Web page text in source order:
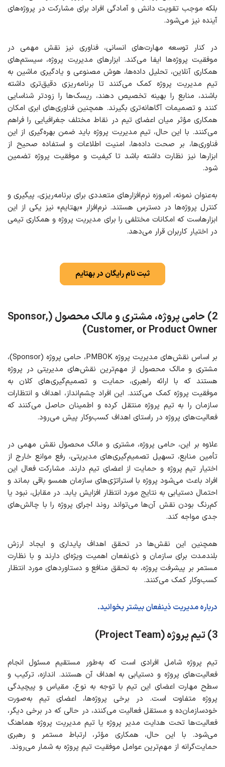
بلکه موجب تقویت دانش و آمادگی افراد برای مشارکت در پروژه‌های
آینده نیز می‌شود.
در کنار توسعه مهارت‌های انسانی، فناوری نیز نقش مهمی در
موفقیت پروژه‌ها ایفا می‌کند. ابزارهای مدیریت پروژه، سیستم‌های
همکاری آنلاین، تحلیل داده‌ها، هوش مصنوعی و یادگیری ماشین به
تیم مدیریت پروژه کمک می‌کنند تا برنامه‌ریزی دقیق‌تری داشته
باشند، منابع را بهینه تخصیص دهند، ریسک‌ها را زودتر شناسایی
کنند و تصمیمات آگاهانه‌تری بگیرند. همچنین فناوری‌های ابری امکان
همکاری مؤثر میان اعضای تیم در نقاط مختلف جغرافیایی را فراهم
می‌کنند. با این حال، تیم مدیریت پروژه باید ضمن بهره‌گیری از این
فناوری‌ها، بر صحت داده‌ها، امنیت اطلاعات و استفاده صحیح از
ابزارها نیز نظارت داشته باشد تا کیفیت و موفقیت پروژه تضمین
شود.
به‌عنوان نمونه، امروزه نرم‌افزارهای متعددی برای برنامه‌ریزی، پیگیری و
کنترل پروژه‌ها در دسترس هستند. نرم‌افزار «بهتایم» نیز یکی از این
ابزارهاست که امکانات مختلفی را برای مدیریت پروژه و همکاری تیمی
در اختیار کاربران قرار می‌دهد.
ثبت نام رایگان در بهتایم
2) حامی پروژه، مشتری و مالک محصول (Sponsor,
Customer, or Product Owner)
بر اساس نقش‌های مدیریت پروژه PMBOK، حامی پروژه (Sponsor)،
مشتری و مالک محصول از مهم‌ترین نقش‌های مدیریتی در پروژه
هستند که با ارائه راهبری، حمایت و تصمیم‌گیری‌های کلان به
موفقیت پروژه کمک می‌کنند. این افراد چشم‌انداز، اهداف و انتظارات
سازمان را به تیم پروژه منتقل کرده و اطمینان حاصل می‌کنند که
فعالیت‌های پروژه در راستای اهداف کسب‌وکار پیش می‌رود.
علاوه بر این، حامی پروژه، مشتری و مالک محصول نقش مهمی در
تأمین منابع، تسهیل تصمیم‌گیری‌های مدیریتی، رفع موانع خارج از
اختیار تیم پروژه و حمایت از اعضای تیم دارند. مشارکت فعال این
افراد باعث می‌شود پروژه با استراتژی‌های سازمان همسو باقی بماند و
احتمال دستیابی به نتایج مورد انتظار افزایش یابد. در مقابل، نبود یا
کم‌رنگ بودن نقش آن‌ها می‌تواند روند اجرای پروژه را با چالش‌های
جدی مواجه کند.
همچنین این نقش‌ها در تحقق اهداف پایداری و ایجاد ارزش
بلندمدت برای سازمان و ذی‌نفعان اهمیت ویژه‌ای دارند و با نظارت
مستمر بر پیشرفت پروژه، به تحقق منافع و دستاوردهای مورد انتظار
کسب‌وکار کمک می‌کنند.
درباره مدیریت ذینفعان بیشتر بخوانید.
3) تیم پروژه (Project Team)
تیم پروژه شامل افرادی است که به‌طور مستقیم مسئول انجام
فعالیت‌های پروژه و دستیابی به اهداف آن هستند. اندازه، ترکیب و
سطح مهارت اعضای این تیم با توجه به نوع، مقیاس و پیچیدگی
پروژه متفاوت است. در برخی پروژه‌ها، اعضای تیم به‌صورت
خودسازمان‌ده و مستقل فعالیت می‌کنند، در حالی که در برخی دیگر،
فعالیت‌ها تحت هدایت مدیر پروژه یا تیم مدیریت پروژه هماهنگ
می‌شود. با این حال، همکاری مؤثر، ارتباط مستمر و رهبری
حمایت‌گرانه از مهم‌ترین عوامل موفقیت تیم پروژه به شمار می‌روند.